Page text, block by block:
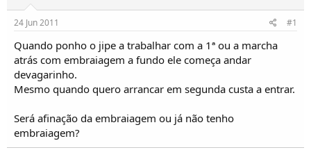
d
o
r
e
T
ó
i
c
c
i
24 Jun 2011 #1
Quando ponho o jipe a trabalhar com a 1ª ou a marcha
atrás com embraiagem a fundo ele começa andar
devagarinho.
Mesmo quando quero arrancar em segunda custa a entrar.
Será afinação da embraiagem ou já não tenho
embraiagem?